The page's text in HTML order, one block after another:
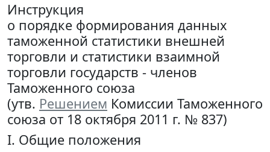
Инструкция
о порядке формирования данных
таможенной статистики внешней
торговли и статистики взаимной
торговли государств - членов
Таможенного союза
(утв. Решением Комиссии Таможенного
союза от 18 октября 2011 г. № 837)
I. Общие положения